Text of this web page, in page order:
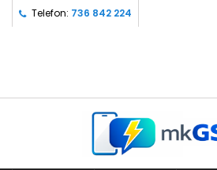
Telefon: 736 842 224